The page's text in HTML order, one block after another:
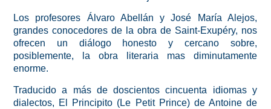
Los profesores Álvaro Abellán y José María Alejos,
grandes conocedores de la obra de Saint-Exupéry, nos
ofrecen un diálogo honesto y cercano sobre,
posiblemente, la obra literaria mas diminutamente
enorme.
Traducido a más de doscientos cincuenta idiomas y
dialectos, El Principito (Le Petit Prince) de Antoine de